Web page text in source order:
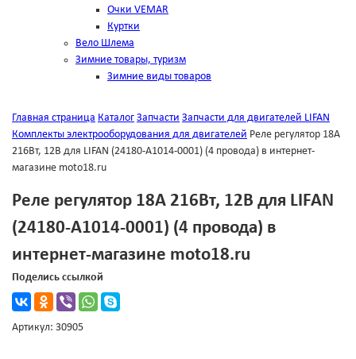
Очки VEMAR
Куртки
Вело Шлема
Зимние товары, туризм
Зимние виды товаров
Главная страница Каталог Запчасти Запчасти для двигателей LIFAN
Комплекты электрооборудования для двигателей Реле регулятор 18А
216Вт, 12В для LIFAN (24180-A1014-0001) (4 провода) в интернет-
магазине moto18.ru
Реле регулятор 18А 216Вт, 12В для LIFAN
(24180-A1014-0001) (4 провода) в
интернет-магазине moto18.ru
Поделись ссылкой
Артикул: 30905